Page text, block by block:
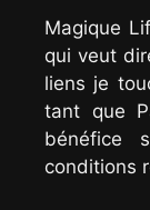
Magique
qui veut
liens je
tant que
bénéfice
conditions